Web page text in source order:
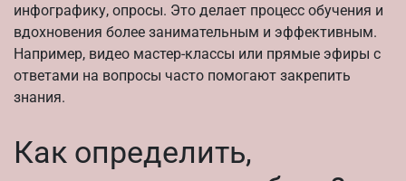
инфографику, опросы. Это делает процесс обучения и
вдохновения более занимательным и эффективным.
Например, видео мастер-классы или прямые эфиры с
ответами на вопросы часто помогают закрепить
знания.
Как определить,